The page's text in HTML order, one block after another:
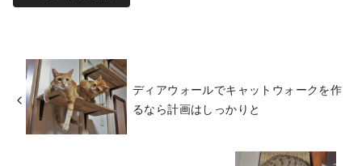
ディアウォールでキャットウォークを作
るなら計画はしっかりと